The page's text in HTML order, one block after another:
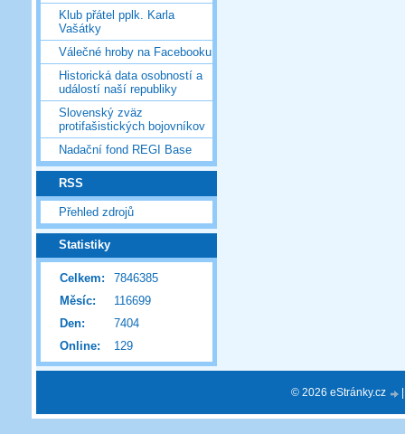
Klub přátel pplk. Karla
Vašátky
Válečné hroby na Facebooku
Historická data osobností a
událostí naší republiky
Slovenský zväz
protifašistických bojovníkov
Nadační fond REGI Base
RSS
Přehled zdrojů
Statistiky
Online: 129
Celkem:
7846385
Měsíc:
116699
Den:
7404
© 2026 eStránky.cz